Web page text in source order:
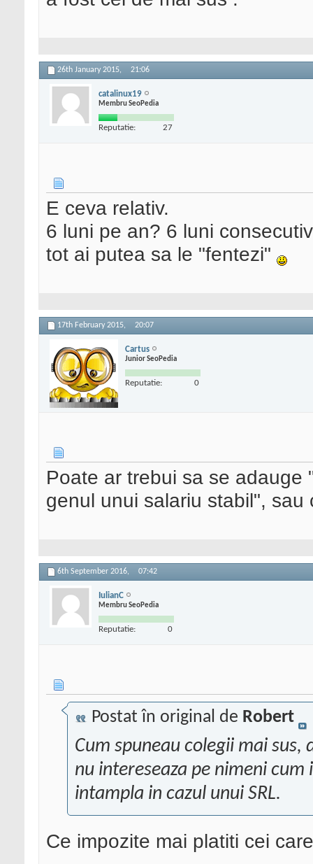
26th January 2015, 21:06
catalinux19
Membru SeoPedia
Reputatie: 27
E ceva relativ.
6 luni pe an? 6 luni
tot ai putea sa le "fentezi"
17th February 2015, 20:07
Cartus
Junior SeoPedia
Reputatie: 0
Poate ar trebui sa se
genul unui salariu stabil",
6th September 2016, 07:42
IulianC
Membru SeoPedia
Reputatie: 0
Postat în original de Robert
Cum spuneau colegii mai
nu intereseaza pe nimeni
intampla in cazul unui SRL.
Ce impozite mai platiti cei